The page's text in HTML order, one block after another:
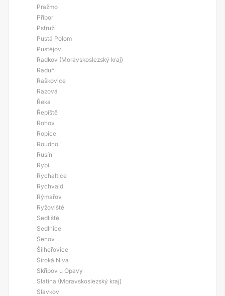
Pražmo
Příbor
Pstruží
Pustá Polom
Pustějov
Radkov (Moravskoslezský kraj)
Raduň
Raškovice
Razová
Řeka
Řepiště
Rohov
Ropice
Roudno
Rusín
Rybí
Rychaltice
Rychvald
Rýmařov
Ryžoviště
Sedliště
Sedlnice
Šenov
Šilheřovice
Široká Niva
Skřipov u Opavy
Slatina (Moravskoslezský kraj)
Slavkov